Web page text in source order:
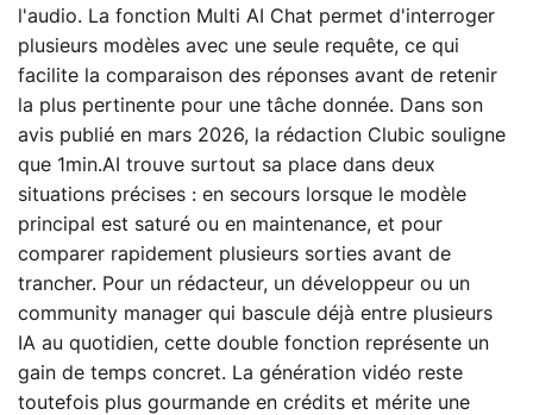
l'audio. La fonction Multi AI Chat permet d'interroger
plusieurs modèles avec une seule requête, ce qui
facilite la comparaison des réponses avant de retenir
la plus pertinente pour une tâche donnée. Dans son
avis publié en mars 2026, la rédaction Clubic souligne
que 1min.AI trouve surtout sa place dans deux
situations précises : en secours lorsque le modèle
principal est saturé ou en maintenance, et pour
comparer rapidement plusieurs sorties avant de
trancher. Pour un rédacteur, un développeur ou un
community manager qui bascule déjà entre plusieurs
IA au quotidien, cette double fonction représente un
gain de temps concret. La génération vidéo reste
toutefois plus gourmande en crédits et mérite une